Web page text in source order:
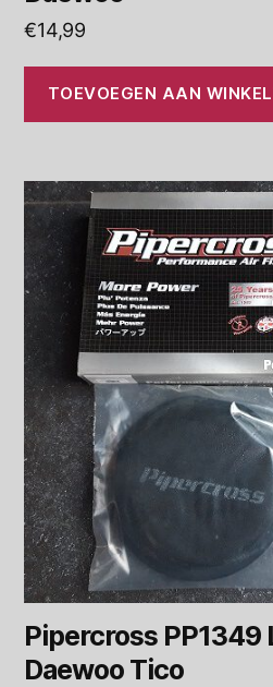
€14,99
TOEVOEGEN AAN
Pipercross
Daewoo Tico